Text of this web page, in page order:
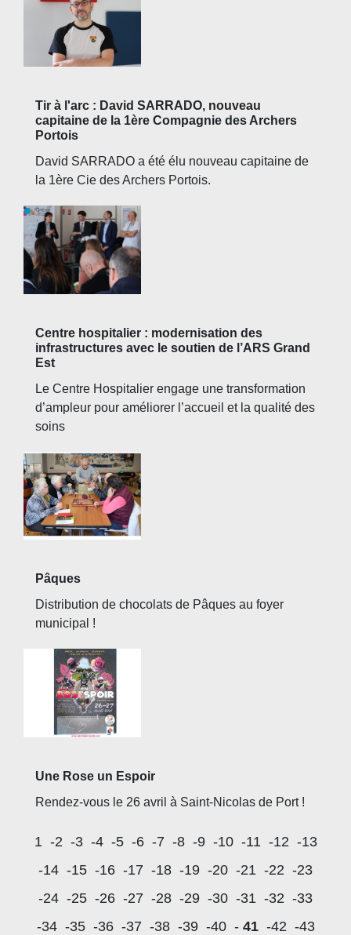
Tir à l'arc : David SARRADO, nouveau
capitaine de la 1ère Compagnie des Archers
Portois
David SARRADO a été élu nouveau capitaine de
la 1ère Cie des Archers Portois.
Centre hospitalier : modernisation des
infrastructures avec le soutien de l’ARS Grand
Est
Le Centre Hospitalier engage une transformation
d’ampleur pour améliorer l’accueil et la qualité des
soins
Pâques
Distribution de chocolats de Pâques au foyer
municipal !
Une Rose un Espoir
Rendez-vous le 26 avril à Saint-Nicolas de Port !
1 -2 -3 -4 -5 -6 -7 -8 -9 -10 -11 -12 -13
-14 -15 -16 -17 -18 -19 -20 -21 -22 -23
-24 -25 -26 -27 -28 -29 -30 -31 -32 -33
-34 -35 -36 -37 -38 -39 -40 - 41 -42 -43